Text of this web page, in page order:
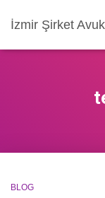
İzmir Şirket
BLOG